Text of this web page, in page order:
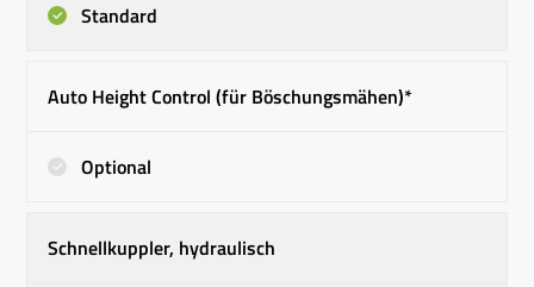
Standard
Auto Height Control (für Böschungsmähen)*
Optional
Schnellkuppler, hydraulisch